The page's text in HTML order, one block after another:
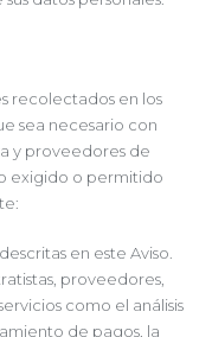
recolectados en los
sea necesario con
y proveedores de
exigido o permitido
en este Aviso.
proveedores,
como el análisis
de pagos, la